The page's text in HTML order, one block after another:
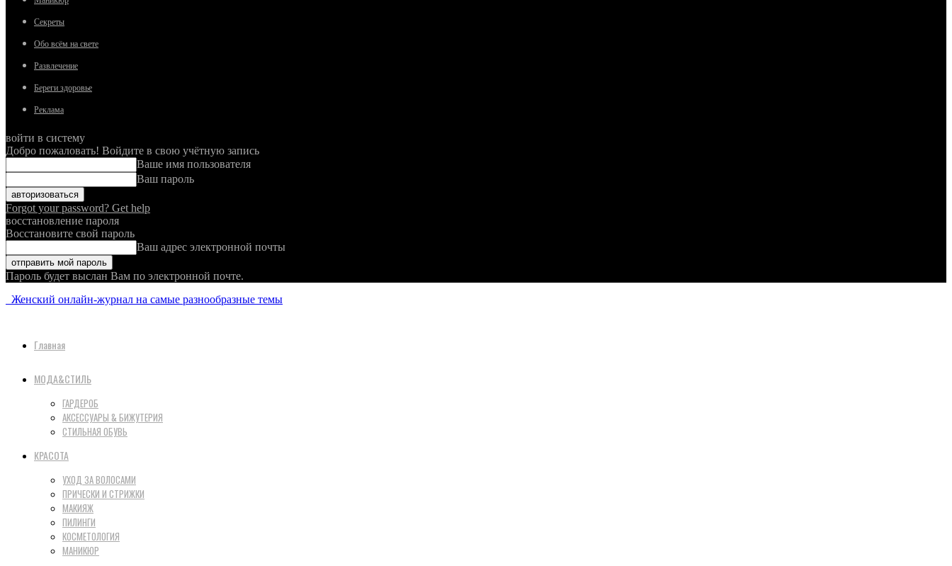
Секреты
Обо всём на свете
Развлечение
Береги здоровье
Реклама
войти в систему
Добро пожаловать! Войдите в свою учётную запись
Ваше имя пользователя
Ваш пароль
Forgot your password? Get help
восстановление пароля
Восстановите свой пароль
Ваш адрес электронной почты
Пароль будет выслан Вам по электронной почте.
Женский онлайн-журнал на самые разнообразные темы
Главная
МОДА&СТИЛЬ
ГАРДЕРОБ
АКСЕССУАРЫ & БИЖУТЕРИЯ
СТИЛЬНАЯ ОБУВЬ
КРАСОТА
УХОД ЗА ВОЛОСАМИ
ПРИЧЕСКИ И СТРИЖКИ
МАКИЯЖ
ПИЛИНГИ
КОСМЕТОЛОГИЯ
МАНИКЮР